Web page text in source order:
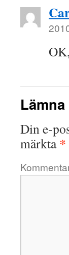
Din e-
märkta*